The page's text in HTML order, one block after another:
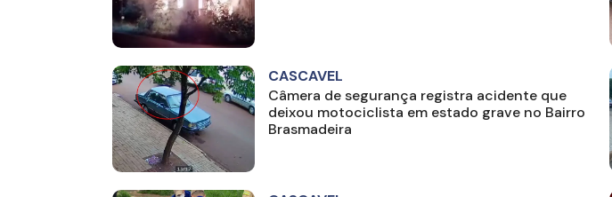
CASCAVEL
Câmera de segurança registra acidente que
deixou motociclista em estado grave no Bairro
Brasmadeira